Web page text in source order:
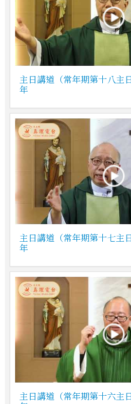
主日講道（常年期第十八主
年
主日講道（常年期第十七主
年
主日講道（常年期第十六主